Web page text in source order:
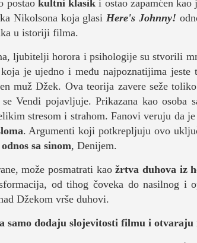
postaokultni klasik i ostao zapamćen
Nikolsona koja glasi Here's Johnny!
u istoriji filma.
ljubitelji horora i psihologije su stvorili
je ujedno i među najpoznatijima jeste
muž Džek. Ova teorija zavere seže
Vendi pojavljuje. Prikazana kao osoba
stresom i strahom. Fanovi veruju da je
. Argumenti koji potkrepljuju ovo
odnos sa sinom, Denijem.
može posmatrati kaožrtva duhova iz
od tihog čoveka do nasilnog i
Džekom vrše duhovi.
samo dodaju slojevitosti filmu i otvaraju